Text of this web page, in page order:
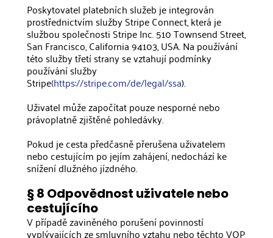
Poskytovatel platebních služeb je integrován
prostřednictvím služby Stripe Connect, která je
službou společnosti Stripe Inc. 510 Townsend Street,
San Francisco, California 94103, USA. Na používání
této služby třetí strany se vztahují podmínky
používání služby
Stripe(https://stripe.com/de/legal/ssa).
Uživatel může započítat pouze nesporné nebo
právoplatně zjištěné pohledávky.
Pokud je cesta předčasně přerušena uživatelem
nebo cestujícím po jejím zahájení, nedochází ke
snížení dlužného jízdného.
§ 8 Odpovědnost uživatele nebo
cestujícího
V případě zaviněného porušení povinností
vyplývajících ze smluvního vztahu nebo těchto VOP